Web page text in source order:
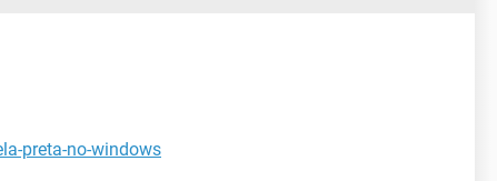
preta-no-windows